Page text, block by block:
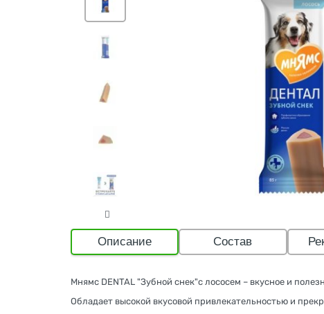
Описание Состав
Мнямс DENTAL "Зубной снек"с лососем – вкусное и
Обладает высокой вкусовой привлекательностью и